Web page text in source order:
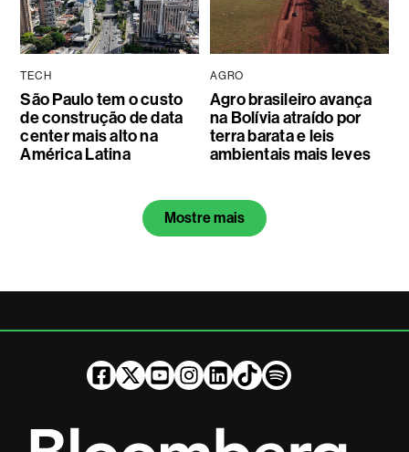
TECH
São Paulo tem o custo
de construção de data
center mais alto na
América Latina
AGRO
Agro brasileiro avança
na Bolívia atraído por
terra barata e leis
ambientais mais leves
Mostre mais